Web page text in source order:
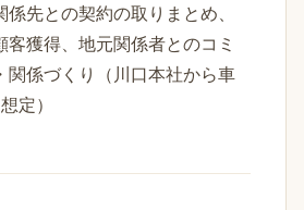
先との契約の取りまとめ、
客獲得、地元関係者とのコミ
関係づくり（川口本社から車
定）